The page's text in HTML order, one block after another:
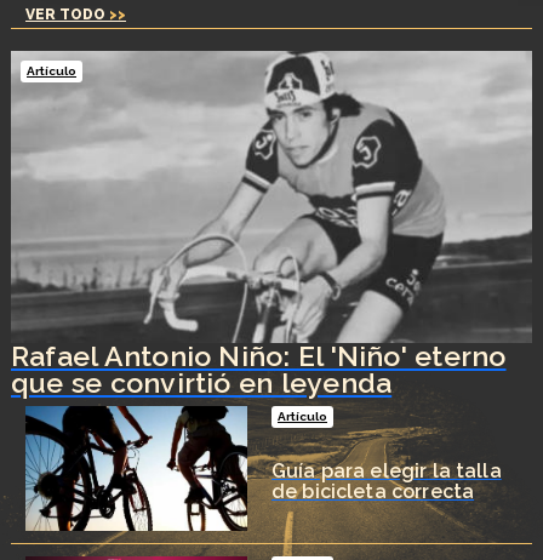
VER TODO >>
Rafael Antonio Niño: El 'Niño' eterno
que se convirtió en leyenda
Artículo
Guía para elegir la talla
de bicicleta correcta
Artículo